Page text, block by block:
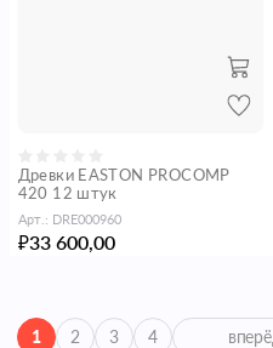
Древки EASTON PROCOMP
420 12 штук
Арт.: DRE000960
₽33 600,00
1 2 3 4